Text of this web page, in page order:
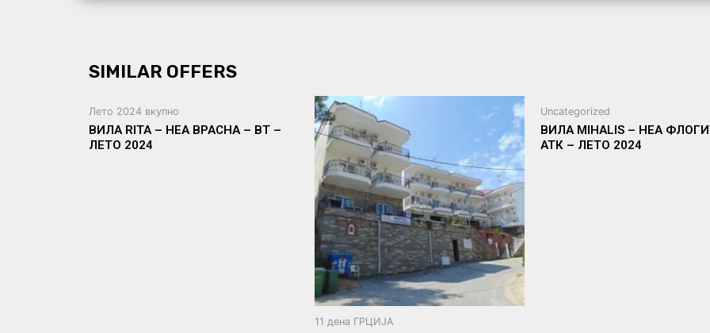
SIMILAR OFFERS
Лето 2024 вкупно
ВИЛА RITA – НЕА ВРАСНА – ВТ –
ЛЕТО 2024
11 дена ГРЦИЈА
Uncategorized
ВИЛА MIHALIS – НЕА
АТК – ЛЕТО 2024